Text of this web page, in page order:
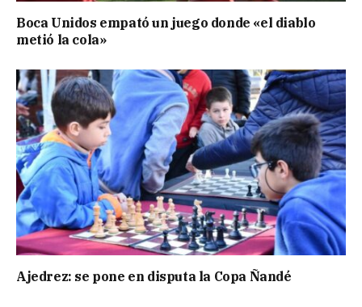
Boca Unidos empató un juego donde «el diablo
metió la cola»
Ajedrez: se pone en disputa la Copa Ñandé